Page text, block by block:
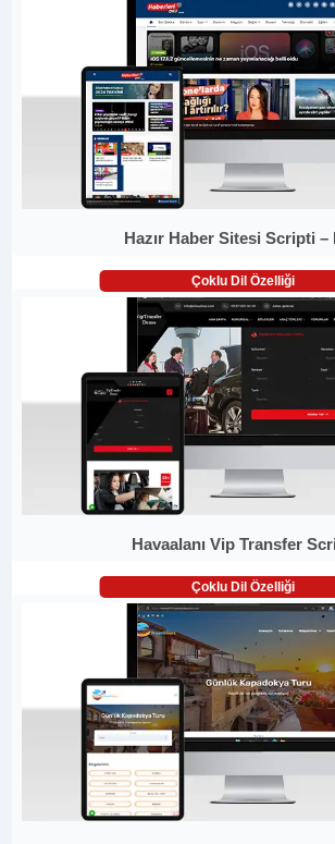
Hazır Haber Sitesi Scripti –
Çoklu Dil Özelliği
Havaalanı Vip Transfer
Çoklu Dil Özelliği